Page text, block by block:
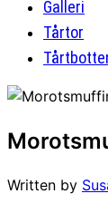
Galleri
Tårtor
Written by